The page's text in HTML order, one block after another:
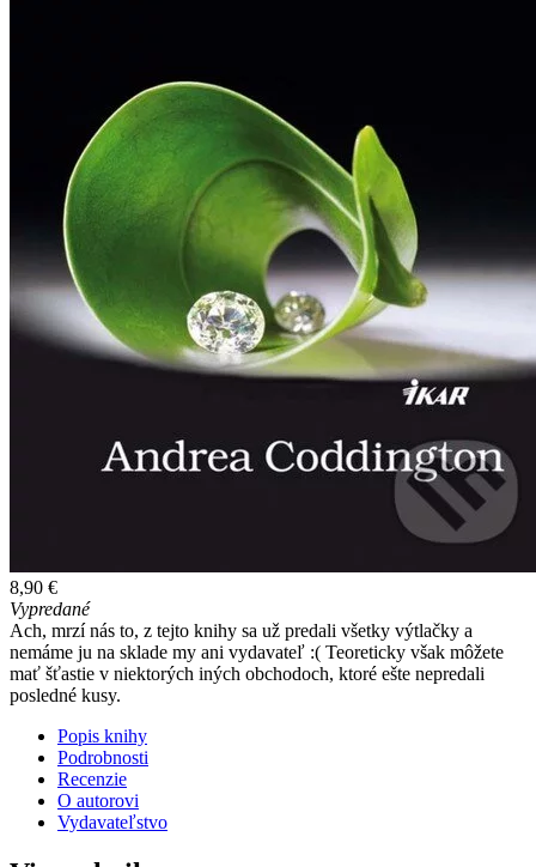
8,90 €
Vypredané
Ach, mrzí nás to, z tejto knihy sa už predali všetky výtlačky a
nemáme ju na sklade my ani vydavateľ :( Teoreticky však môžete
mať šťastie v niektorých iných obchodoch, ktoré ešte nepredali
posledné kusy.
Popis knihy
Podrobnosti
Recenzie
O autorovi
Vydavateľstvo